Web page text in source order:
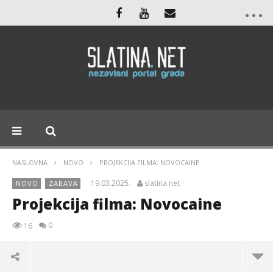
NASLOVNA NOVO PROJEKCIJA FILMA: NOVOCAINE
NOVO ZABAVA 19.03.2025. slatina.net
Projekcija filma: Novocaine
16 0